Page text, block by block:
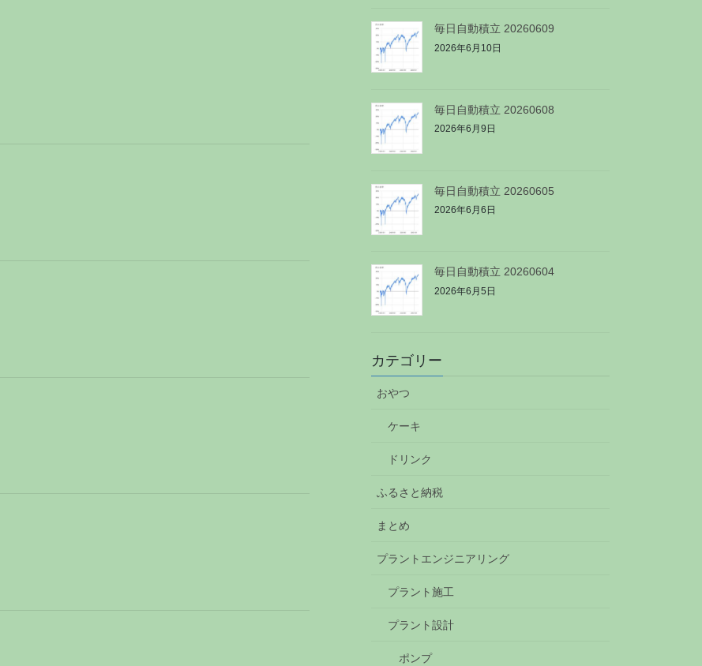
毎日自動積立 20260609
2026年6月10日
毎日自動積立 20260608
2026年6月9日
毎日自動積立 20260605
2026年6月6日
毎日自動積立 20260604
2026年6月5日
カテゴリー
おやつ
ケーキ
ドリンク
ふるさと納税
まとめ
プラントエンジニアリング
プラント施工
プラント設計
ポンプ